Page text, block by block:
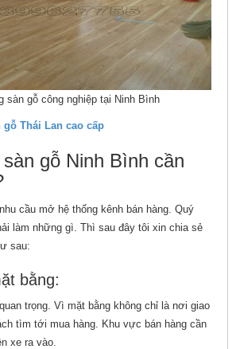
sàn gỗ công nghiệp tại Ninh Bình
gỗ Thái Lan cao cấp
gỗ Ninh Bình cần
cầu mở hệ thống kênh bán hàng. Quý
làm những gì. Thì sau đây tôi xin chia sẻ
sau:
bằng:
trọng. Vì mặt bằng không chỉ là nơi giao
tìm tới mua hàng. Khu vực bán hàng cần
xe ra vào.